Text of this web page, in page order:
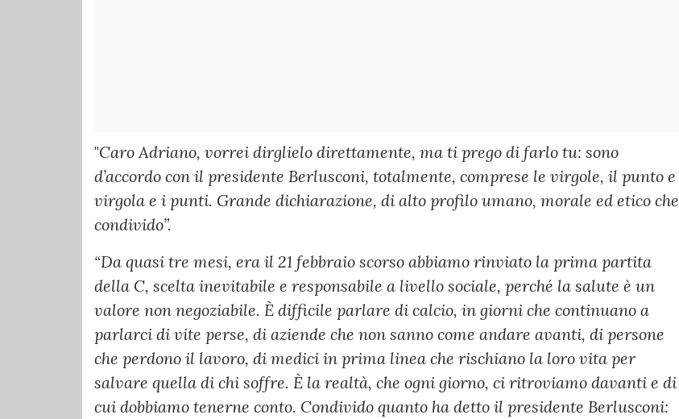
"Caro Adriano, vorrei dirglielo direttamente, ma ti prego di farlo tu: sono
d’accordo con il presidente Berlusconi, totalmente, comprese le virgole, il punto e
virgola e i punti. Grande dichiarazione, di alto profilo umano, morale ed etico che
condivido”.
“Da quasi tre mesi, era il 21 febbraio scorso abbiamo rinviato la prima partita
della C, scelta inevitabile e responsabile a livello sociale, perché la salute è un
valore non negoziabile. È difficile parlare di calcio, in giorni che continuano a
parlarci di vite perse, di aziende che non sanno come andare avanti, di persone
che perdono il lavoro, di medici in prima linea che rischiano la loro vita per
salvare quella di chi soffre. È la realtà, che ogni giorno, ci ritroviamo davanti e di
cui dobbiamo tenerne conto. Condivido quanto ha detto il presidente Berlusconi: